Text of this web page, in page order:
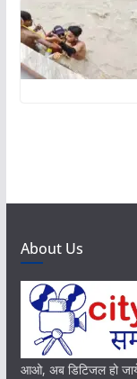
About Us
आओ, अब डिटिजल हो